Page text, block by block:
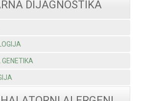
DIJAGNOSTIKA